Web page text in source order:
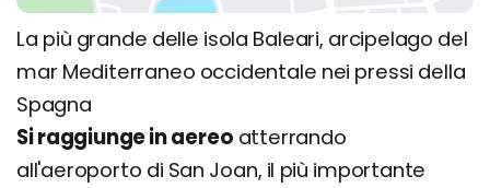
La più grande delle isola Baleari, arcipelago del
mar Mediterraneo occidentale nei pressi della
Spagna
Si raggiunge in aereo atterrando
all'aeroporto di San Joan, il più importante